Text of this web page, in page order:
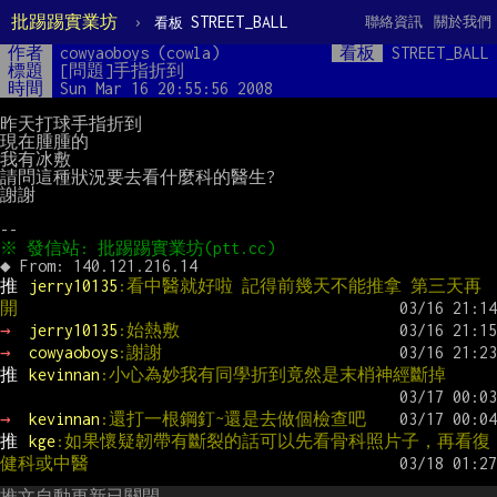
批踢踢實業坊 › 看板 STREET_BALL 關於我們
聯絡資訊
作者 cowyaoboys (cowla) 看板
STREET_BALL
標題
[問題]手指折到
時間
Sun Mar 16 20:55:56 2008
昨天打球手指折到
現在腫腫的
我有冰敷
請問這種狀況要去看什麼科的醫生?
謝謝
推
jerry10135 :看中醫就好啦 記得前幾天不能推拿 第三天再
開
→
jerry10135 :始熱敷
→
cowyaoboys:謝謝
推
kevinnan :小心為妙我有同學折到竟然是末梢神經斷掉
→ kevinnan :還打一根鋼釘~還是去做個檢查吧
推
kge:如果懷疑韌帶有斷裂的話可以先看骨科照片子，再看復
健科或中醫